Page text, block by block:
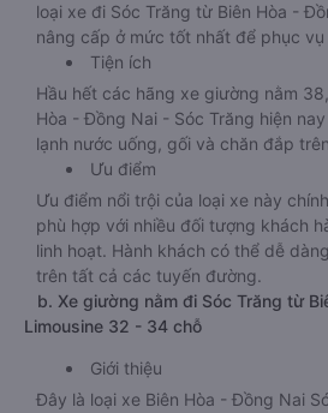
loại xe đi Sóc Trăng từ Biên Hòa -
nâng cấp ở mức tốt nhất để phục vụ
Tiện ích
Hầu hết các hãng xe giường nằm
Hòa - Đồng Nai - Sóc Trăng hiện
lạnh nước uống, gối và chăn đắp
Ưu điểm
Ưu điểm nổi trội của loại xe này
phù hợp với nhiều đối tượng khách
linh hoạt. Hành khách có thể dễ
trên tất cả các tuyến đường.
b. Xe giường nằm đi Sóc Trăng từ
Limousine 32 - 34 chỗ
Giới thiệu
Đây là loại xe Biên Hòa - Đồng Nai